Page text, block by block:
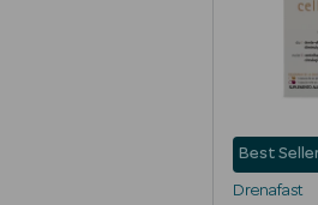
Best
Drenafast